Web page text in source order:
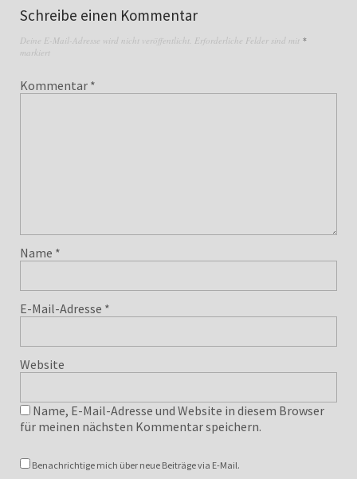
Schreibe einen Kommentar
Deine E-Mail-Adresse wird nicht veröffentlicht. Erforderliche Felder sind mit *
markiert
Kommentar *
Name *
E-Mail-Adresse *
Website
Name, E-Mail-Adresse und Website in diesem Browser
für meinen nächsten Kommentar speichern.
Benachrichtige mich über neue Beiträge via E-Mail.